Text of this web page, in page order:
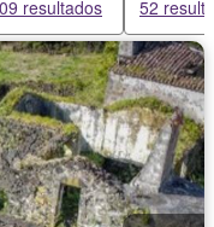
resultados 52